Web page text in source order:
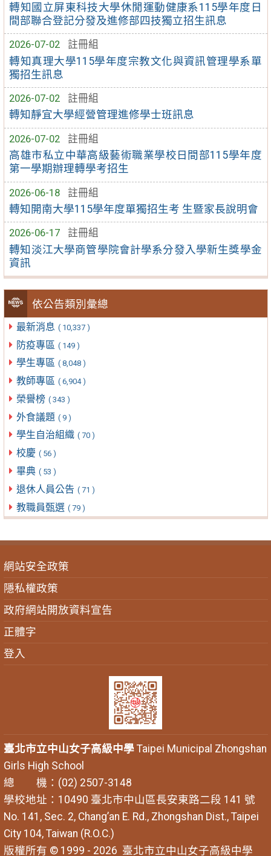
轉知國立屏東科技大學休閒運動健康系115學年度日
間部聯合登記分發及進修部四技獨立招生訊息
2026-07-02
註冊組
轉知真理大學115學年度宗教文化與資訊管理學系單
獨招生訊息
2026-07-02
註冊組
轉知靜宜大學經營管理進修學士班訊息
2026-07-02
註冊組
高雄市私立中華高級藝術職業學校日間部115學年度
第一學期辦理轉學考招生
2026-06-18
註冊組
轉知開南大學115學年度單獨招生考 生暨家長說明會
2026-06-17
註冊組
轉知淡江大學商管學院會計學系分發入學新生獎學金
資訊
依公告類別彙總
最新消息 ( 10,337 )
防疫專區 ( 149 )
學生專區 ( 8,048 )
教師專區 ( 6,904 )
榮譽榜 ( 343 )
外食議題 ( 9 )
學生自治組織 ( 70 )
校慶 ( 56 )
畢典 ( 53 )
退休人員公告 ( 71 )
教職員甄選 ( 79 )
網站安全政策
隱私權政策
政府網站開放資料宣告
正體字
登入
臺北市立中山女子高級中學Taipei Municipal Zhongshan
Girls High School
總 機：(02) 2507-3148
學校地址：10490 臺北市中山區長安東路二段 141 號
No. 141, Sec. 2, Chang’an E. Rd., Zhongshan Dist., Taipei
City 104, Taiwan (R.O.C.)
版權所有 © 1999 - 2026 臺北市立中山女子高級中學